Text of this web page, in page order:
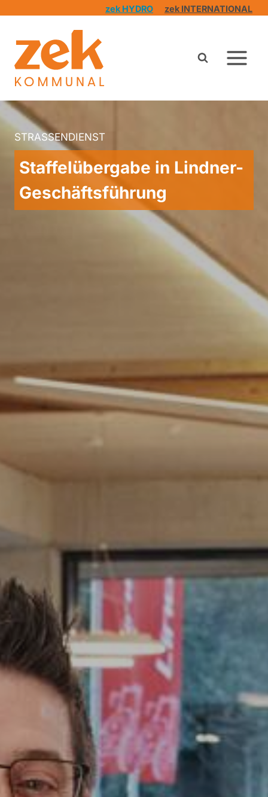
springen
zek HYDRO zek INTERNATIONAL
STRASSENDIENST
Staffelübergabe in Lindner-
Geschäftsführung